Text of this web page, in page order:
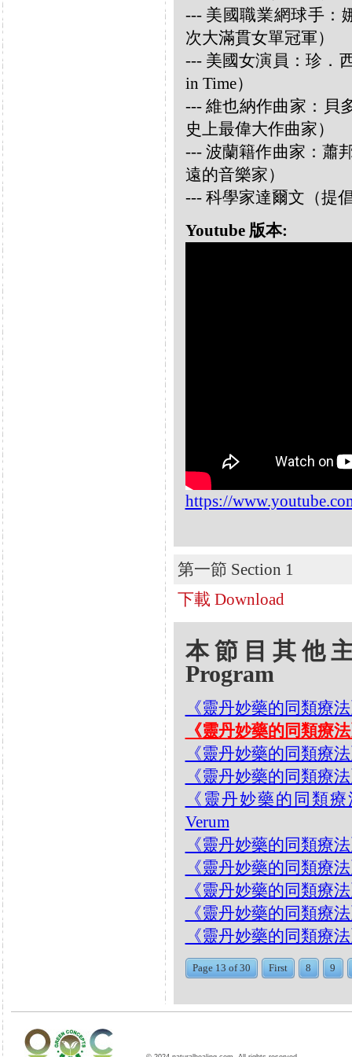
--- 美國職業網球手：
次大滿貫女單冠軍）
--- 美國女演員：珍．
in Time）
--- 維也納作曲家：貝
史上最偉大作曲家）
--- 波蘭籍作曲家：蕭
遠的音樂家）
--- 科學家達爾文（提
Youtube 版本:
https://
第一節 Section 1
下載 Download
本節目其他
Program
《靈丹妙藥的同類療
《靈丹妙藥的同類療
《靈丹妙藥的同類療
《靈丹妙藥的同類療
《靈丹妙藥的同類
Verum
《靈丹妙藥的同類療
《靈丹妙藥的同類療
《靈丹妙藥的同類療
《靈丹妙藥的同類療
《靈丹妙藥的同類療
Page 13 of 30 First 8 9